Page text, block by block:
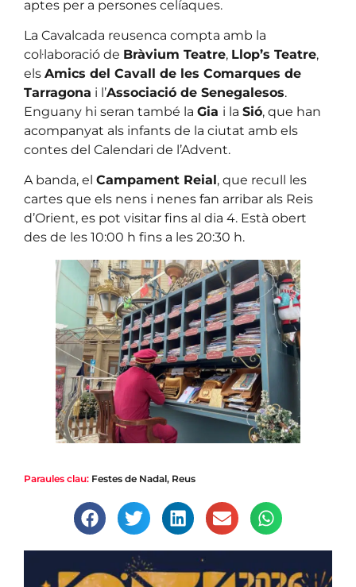
aptes per a persones celíaques.
La Cavalcada reusenca compta amb la
col·laboració de Bràvium Teatre, Llop’s Teatre,
els Amics del Cavall de les Comarques de
Tarragona i l’Associació de Senegalesos.
Enguany hi seran també la Gia i la Sió, que han
acompanyat als infants de la ciutat amb els
contes del Calendari de l’Advent.
A banda, el Campament Reial, que recull les
cartes que els nens i nenes fan arribar als Reis
d’Orient, es pot visitar fins al dia 4. Està obert
des de les 10:00 h fins a les 20:30 h.
Paraules clau: Festes de Nadal, Reus